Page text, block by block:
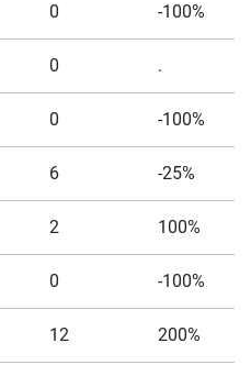
0 -100%
0 .
0 -100%
6 -25%
2 100%
0 -100%
12 200%